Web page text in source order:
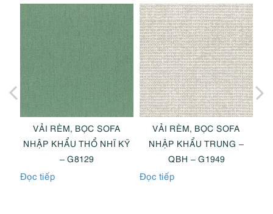
VẢI RÈM, BỌC SOFA
NHẬP KHẨU THỔ NHĨ KỸ
– G8129
Đọc tiếp
VẢI RÈM, BỌC SOFA
NHẬP KHẨU TRUNG –
QBH – G1949
Đọc tiếp